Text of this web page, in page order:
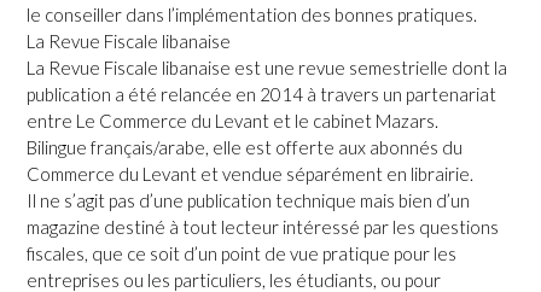
le conseiller dans l’implémentation des bonnes pratiques.
La Revue Fiscale libanaise
La Revue Fiscale libanaise est une revue semestrielle dont la
publication a été relancée en 2014 à travers un partenariat
entre Le Commerce du Levant et le cabinet Mazars.
Bilingue français/arabe, elle est offerte aux abonnés du
Commerce du Levant et vendue séparément en librairie.
Il ne s’agit pas d’une publication technique mais bien d’un
magazine destiné à tout lecteur intéressé par les questions
fiscales, que ce soit d’un point de vue pratique pour les
entreprises ou les particuliers, les étudiants, ou pour